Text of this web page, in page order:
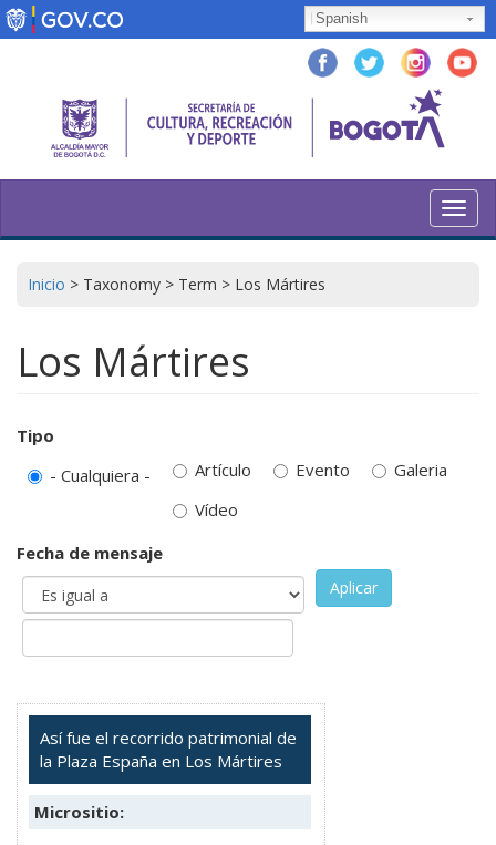
Pasar
al
Spanish
Inicio > Taxonomy > Term > Los Mártires
Los Mártires
Tipo
- Cualquiera -
Artículo Evento
Galeria
Vídeo
Fecha de mensaje
Aplicar
Así fue el recorrido patrimonial de
la Plaza España en Los Mártires
Micrositio: